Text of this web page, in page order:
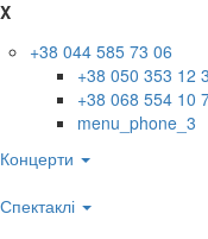
X
+38 044 585 73 06
+38 050 353 12
+38 068 554 10
menu_phone_3
Концерти
Спектаклі